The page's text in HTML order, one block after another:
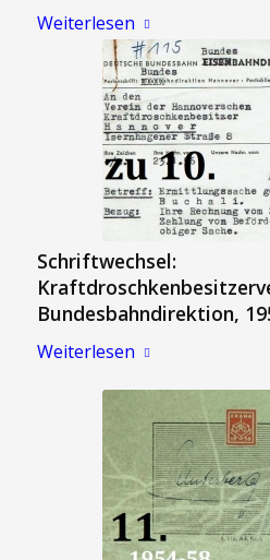
Weiterlesen
Schriftwechsel:
Bundesbahndirektion,
Weiterlesen